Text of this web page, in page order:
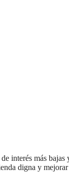
interés más bajas
digna y